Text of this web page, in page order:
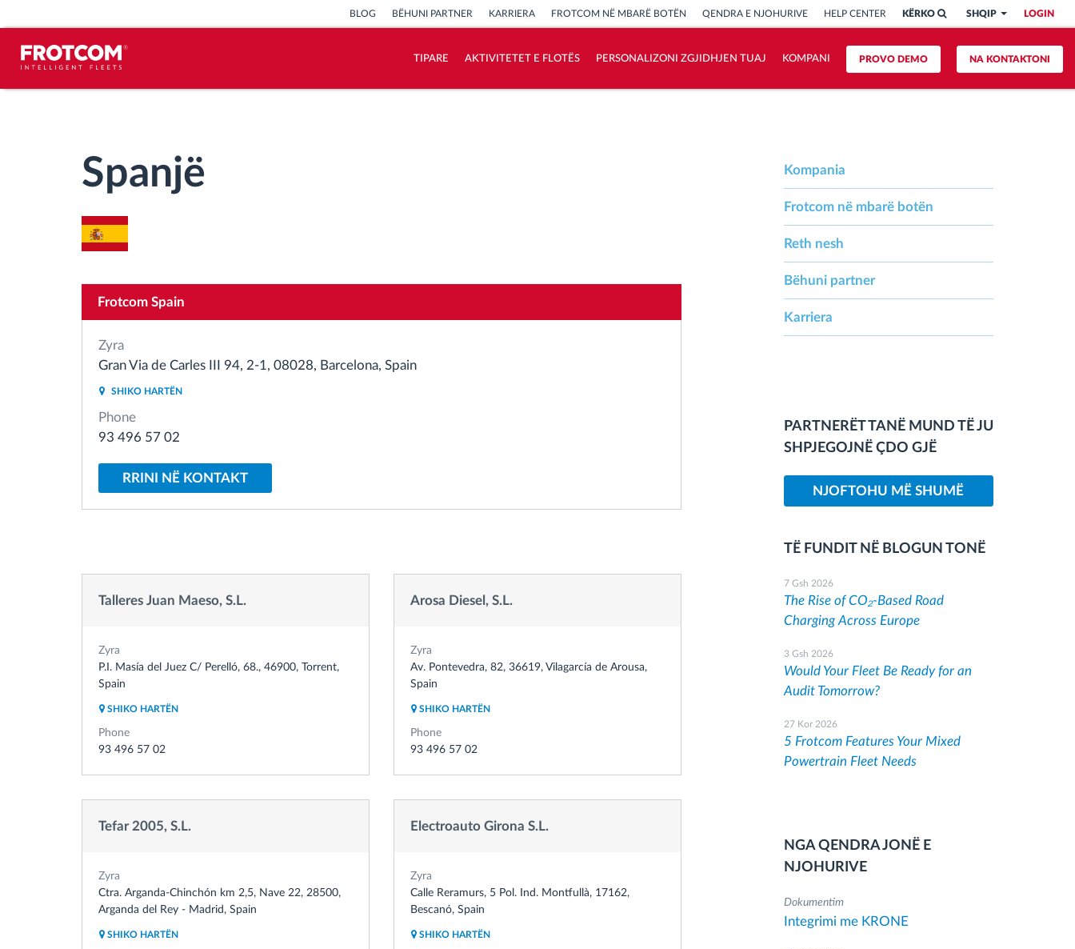
LOGIN
SHQIP
KËRKO
BLOG BËHUNI PARTNER KARRIERA FROTCOM NË MBARË BOTËN QENDRA E NJOHURIVE HELP CENTER
NA KONTAKTONI
PROVO DEMO
TIPARE AKTIVITETET E FLOTËS PERSONALIZONI ZGJIDHJEN TUAJ KOMPANI
Analizat-e-sjelljes-te-vozitjes
Monitorimi i kohës së ngasjes
Shkarko tahografin nga distanca
Qasja e kontrollit
Planifikimi dhe monitorimi rrugor
Identifikim automatik i shoferëve
Spanjë
Frotcom Spain
Zyra
Gran Via de Carles III 94, 2-1, 08028, Barcelona, Spain
SHIKO HARTËN
Phone
93 496 57 02
RRINI NË KONTAKT
Talleres Juan Maeso, S.L.
Zyra
P.I. Masía del Juez C/ Perelló, 68., 46900, Torrent,
Spain
SHIKO HARTËN
Phone
93 496 57 02
Arosa Diesel, S.L.
Zyra
Av. Pontevedra, 82, 36619, Vilagarcía de Arousa,
Spain
SHIKO HARTËN
Phone
93 496 57 02
Tefar 2005, S.L.
Zyra
Ctra. Arganda-Chinchón km 2,5, Nave 22, 28500,
Arganda del Rey - Madrid, Spain
SHIKO HARTËN
Electroauto Girona S.L.
Zyra
Calle Reramurs, 5 Pol. Ind. Montfullà, 17162,
Bescanó, Spain
SHIKO HARTËN
Kompania
Frotcom në mbarë botën
Reth nesh
Bëhuni partner
Karriera
PARTNERËT TANË MUND TË JU
SHPJEGOJNË ÇDO GJË
NJOFTOHU MË SHUMË
TË FUNDIT NË BLOGUN TONË
7 Gsh 2026
The Rise of CO₂-Based Road
Charging Across Europe
3 Gsh 2026
Would Your Fleet Be Ready for an
Audit Tomorrow?
27 Kor 2026
5 Frotcom Features Your Mixed
Powertrain Fleet Needs
NGA QENDRA JONË E
NJOHURIVE
Dokumentim
Integrimi me KRONE